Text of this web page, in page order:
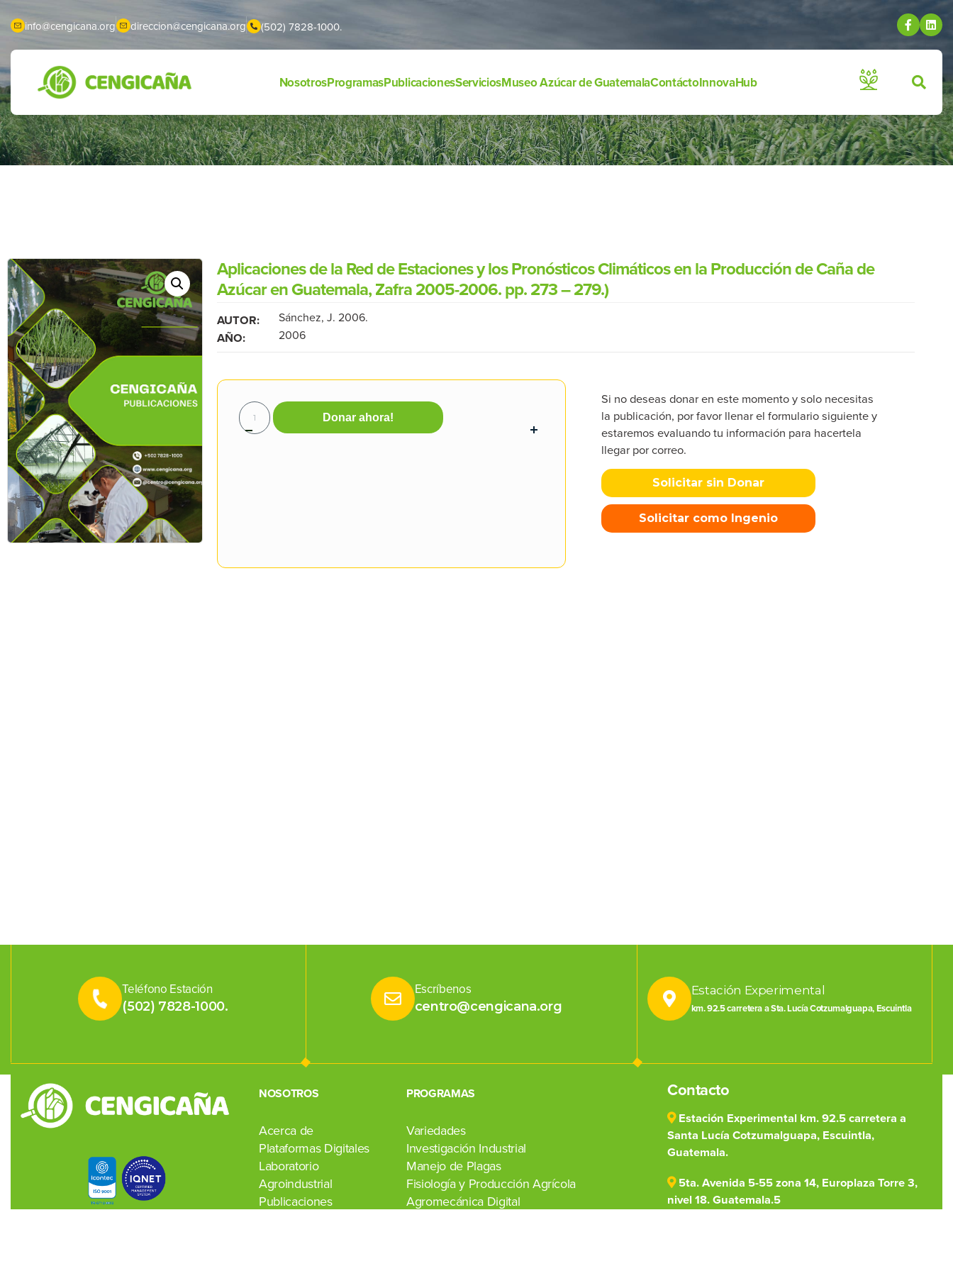
info@cengicana.org direccion@cengicana.org (502) 7828-1000.
NosotrosProgramasPublicacionesServiciosMuseo Azúcar de GuatemalaContáctoInnovaHub
Aplicaciones de la Red de Estaciones y los Pronósticos Climáticos en la Producción de Caña de
Azúcar en Guatemala, Zafra 2005-2006. pp. 273 – 279.)
AUTOR: Sánchez, J. 2006.
AÑO: 2006
Donar ahora!
Si no deseas donar en este momento y solo necesitas
la publicación, por favor llenar el formulario siguiente y
estaremos evaluando tu información para hacertela
llegar por correo.
Solicitar sin Donar
Solicitar como Ingenio
Teléfono Estación
(502) 7828-1000.
Escríbenos
centro@cengicana.org
Estación Experimental
km. 92.5 carretera a Sta. Lucía Cotzumalguapa, Escuintla
NOSOTROS
Acerca de
Plataformas Digitales
Laboratorio
Agroindustrial
Publicaciones
PROGRAMAS
Variedades
Investigación Industrial
Manejo de Plagas
Fisiología y Producción Agrícola
Agromecánica Digital
Contacto
Estación Experimental km. 92.5 carretera a
Santa Lucía Cotzumalguapa, Escuintla,
Guatemala.
5ta. Avenida 5-55 zona 14, Europlaza Torre 3,
nivel 18. Guatemala.5